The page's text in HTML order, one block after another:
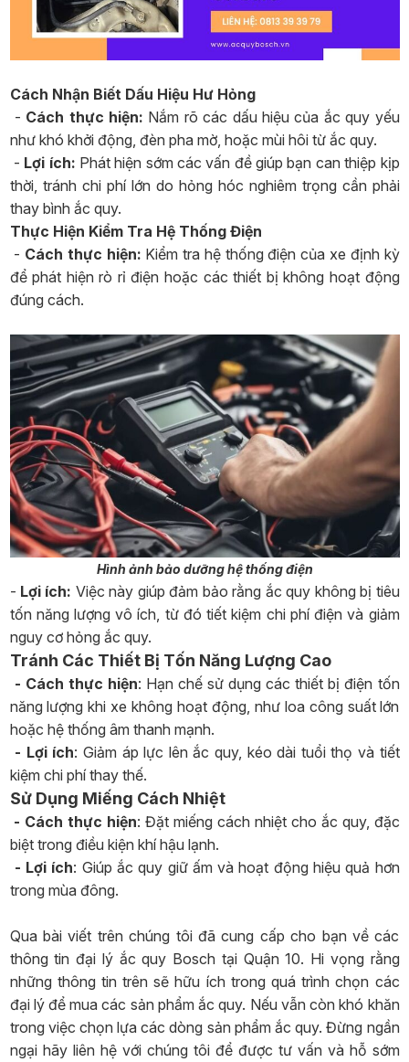
Cách Nhận Biết Dấu Hiệu Hư Hỏng
- Cách thực hiện: Nắm rõ các dấu hiệu của ắc quy yếu
như khó khởi động, đèn pha mờ, hoặc mùi hôi từ ắc quy.
- Lợi ích: Phát hiện sớm các vấn đề giúp bạn can thiệp kịp
thời, tránh chi phí lớn do hỏng hóc nghiêm trọng cần phải
thay bình ắc quy.
Thực Hiện Kiểm Tra Hệ Thống Điện
- Cách thực hiện: Kiểm tra hệ thống điện của xe định kỳ
để phát hiện rò rỉ điện hoặc các thiết bị không hoạt động
đúng cách.
Hình ảnh bảo dưỡng hệ thống điện
- Lợi ích: Việc này giúp đảm bảo rằng ắc quy không bị tiêu
tốn năng lượng vô ích, từ đó tiết kiệm chi phí điện và giảm
nguy cơ hỏng ắc quy.
Tránh Các Thiết Bị Tốn Năng Lượng Cao
- Cách thực hiện: Hạn chế sử dụng các thiết bị điện tốn
năng lượng khi xe không hoạt động, như loa công suất lớn
hoặc hệ thống âm thanh mạnh.
- Lợi ích: Giảm áp lực lên ắc quy, kéo dài tuổi thọ và tiết
kiệm chi phí thay thế.
Sử Dụng Miếng Cách Nhiệt
- Cách thực hiện: Đặt miếng cách nhiệt cho ắc quy, đặc
biệt trong điều kiện khí hậu lạnh.
- Lợi ích: Giúp ắc quy giữ ấm và hoạt động hiệu quả hơn
trong mùa đông.
Qua bài viết trên chúng tôi đã cung cấp cho bạn về các
thông tin đại lý ắc quy Bosch tại Quận 10. Hi vọng rằng
những thông tin trên sẽ hữu ích trong quá trình chọn các
đại lý để mua các sản phẩm ắc quy. Nếu vẫn còn khó khăn
trong việc chọn lựa các dòng sản phẩm ắc quy. Đừng ngần
ngại hãy liên hệ với chúng tôi để được tư vấn và hỗ sớm